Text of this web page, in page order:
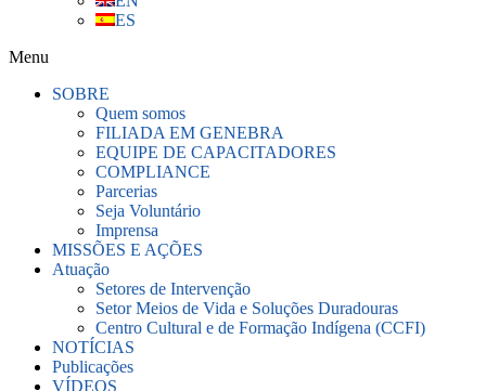
ES
Menu
SOBRE
Quem somos
FILIADA EM GENEBRA
EQUIPE DE CAPACITADORES
COMPLIANCE
Parcerias
Seja Voluntário
Imprensa
MISSÕES E AÇÕES
Atuação
Setores de Intervenção
Setor Meios de Vida e Soluções Duradouras
Centro Cultural e de Formação Indígena (CCFI)
NOTÍCIAS
Publicações
VÍDEOS